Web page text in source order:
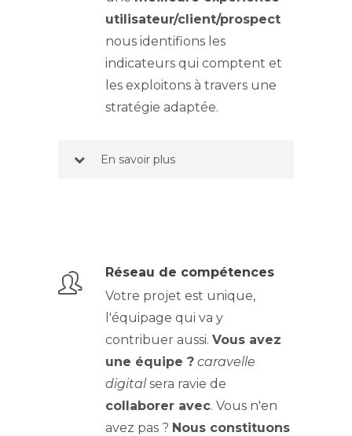
utilisateur/client/prospect
nous identifions les
indicateurs qui comptent et
les exploitons à travers une
stratégie adaptée.
En savoir plus
Réseau de compétences
Votre projet est unique,
l'équipage qui va y
contribuer aussi. Vous avez
une équipe ? caravelle
digitalsera ravie de
collaborer avec. Vous n'en
avez pas ? Nous constituons